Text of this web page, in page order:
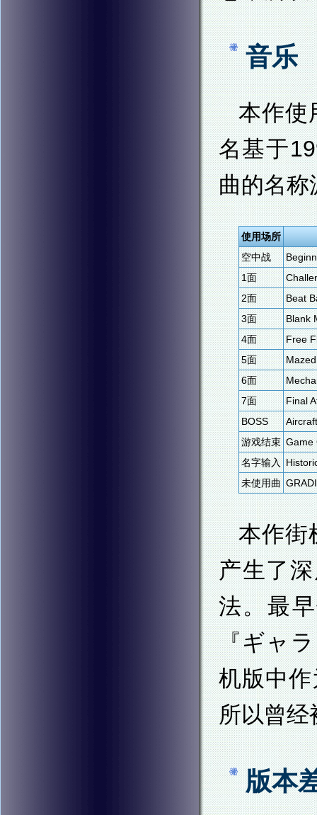
音乐
本作使
名基于
曲的名称
使用场所
空中战
1面
2面
Beat
3面
Blank
4面
Free
5面
6面
7面
Final
BOSS
游戏结束 Game
名字输入
未使用曲
本作街
产生了
法。最
『ギャ
机版中
所以曾经
版本